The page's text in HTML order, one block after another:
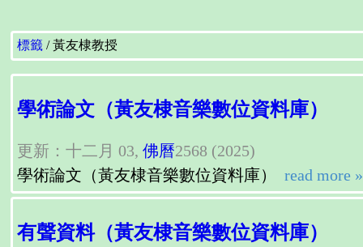
標籤 黃友棣教授
學術論文（黃友棣音樂數位資料庫）
更新：十二月 03, 佛曆2568 (2025)
學術論文（黃友棣音樂數位資料庫）
read more »
有聲資料（黃友棣音樂數位資料庫）